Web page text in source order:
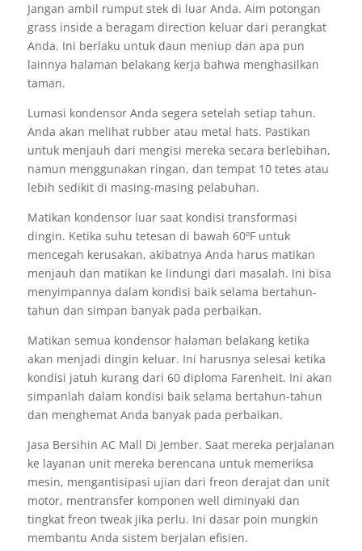
Jangan ambil rumput stek di luar Anda. Aim potongan
grass inside a beragam direction keluar dari perangkat
Anda. Ini berlaku untuk daun meniup dan apa pun
lainnya halaman belakang kerja bahwa menghasilkan
taman.
Lumasi kondensor Anda segera setelah setiap tahun.
Anda akan melihat rubber atau metal hats. Pastikan
untuk menjauh dari mengisi mereka secara berlebihan,
namun menggunakan ringan, dan tempat 10 tetes atau
lebih sedikit di masing-masing pelabuhan.
Matikan kondensor luar saat kondisi transformasi
dingin. Ketika suhu tetesan di bawah 60ºF untuk
mencegah kerusakan, akibatnya Anda harus matikan
menjauh dan matikan ke lindungi dari masalah. Ini bisa
menyimpannya dalam kondisi baik selama bertahun-
tahun dan simpan banyak pada perbaikan.
Matikan semua kondensor halaman belakang ketika
akan menjadi dingin keluar. Ini harusnya selesai ketika
kondisi jatuh kurang dari 60 diploma Farenheit. Ini akan
simpanlah dalam kondisi baik selama bertahun-tahun
dan menghemat Anda banyak pada perbaikan.
Jasa Bersihin AC Mall Di Jember. Saat mereka perjalanan
ke layanan unit mereka berencana untuk memeriksa
mesin, mengantisipasi ujian dari freon derajat dan unit
motor, mentransfer komponen well diminyaki dan
tingkat freon tweak jika perlu. Ini dasar poin mungkin
membantu Anda sistem berjalan efisien.